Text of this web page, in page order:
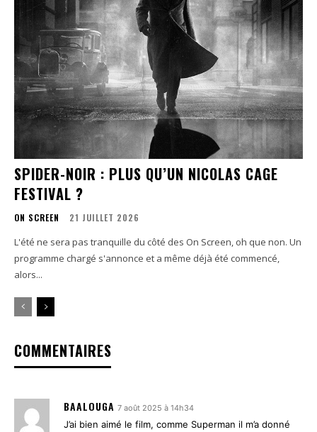
SPIDER-NOIR : PLUS QU’UN NICOLAS CAGE
FESTIVAL ?
ON SCREEN 21 JUILLET 2026
L'été ne sera pas tranquille du côté des On Screen, oh que non. Un
programme chargé s'annonce et a même déjà été commencé,
alors...
COMMENTAIRES
BAALOUGA 7 août 2025 à 14h34
J’ai bien aimé le film, comme Superman il m’a donné